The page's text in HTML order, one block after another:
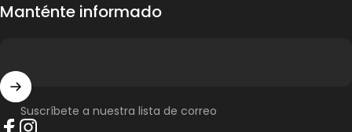
Manténte informado
Suscríbete a nuestra lista de correo